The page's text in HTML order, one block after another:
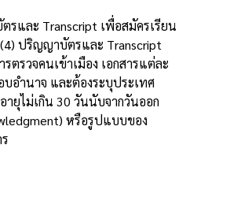
รและ Transcript เพื่อสมัครเรียน
ปริญญาบัตรและ Transcript
รวจคนเข้าเมือง เอกสารแต่ละ
อำนาจ และต้องระบุประเทศ
ยุไม่เกิน 30 วันนับจากวันออก
หรือรูปแบบของ